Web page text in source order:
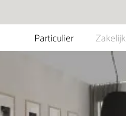
Particulier Zakelijk